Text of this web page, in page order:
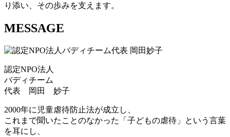
り添い、その歩みを支えます。
MESSAGE
認定NPO法人
バディチーム
代表 岡田 妙子
2000年に児童虐待防止法が成立し、
これまで聞いたことのなかった「子どもの虐待」という言葉
を耳にし、